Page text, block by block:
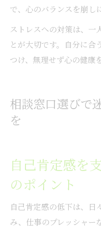
で、心のバランスを崩し
ストレスへの対策は、一
とが大切です。自分に合
つけ、無理せず心の健康
相談窓口選びで
を
自己肯定感を
のポイント
自己肯定感の低下は、日
み、仕事のプレッシャー